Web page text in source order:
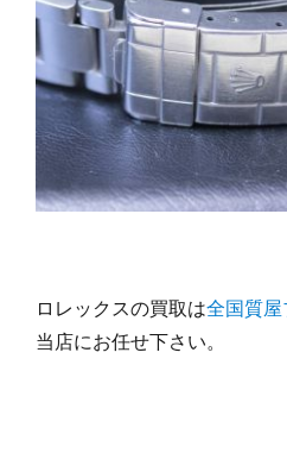
ロレックスの買取は全国質屋
当店にお任せ下さい。